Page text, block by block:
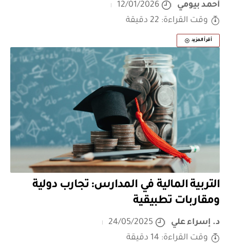
أحمد بيومي
12/01/2026
وقت القراءة: 22 دقيقة
أقرأ المزيد
التربية المالية في المدارس: تجارب دولية
ومقاربات تطبيقية
د. إسراء علي
24/05/2025
وقت القراءة: 14 دقيقة